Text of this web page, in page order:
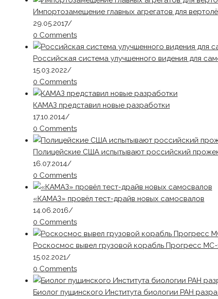
Импортозамещение главных агрегатов для
29.05.2017/
0 Comments
Российская система улучшенного видения для
15.03.2022/
0 Comments
КАМАЗ представил новые разработки
17.10.2014/
0 Comments
Полицейские США испытывают российский
16.07.2014/
0 Comments
«КАМАЗ» провёл тест-драйв новых самосвалов
14.06.2016/
0 Comments
Роскосмос вывел грузовой корабль Прогресс
15.02.2021/
0 Comments
Биолог пущинского Института биологии РАН